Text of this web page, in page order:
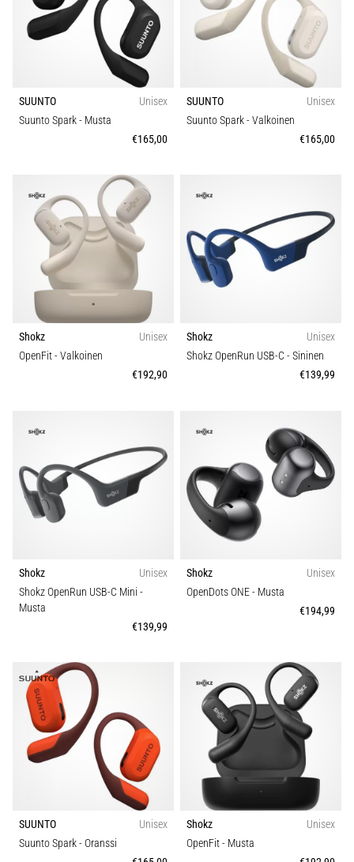
jokaista
juoksijaa
oli
kyseessä
ammattilainen.
5. 8. 2026
6 min. luetaan
Plantaarifaskiitti:
Oireet,
syyt
pistävästä
juoksun
aikana
tai
yleisimmistä
syistä
on
Näytä
kaikki
artikkelit
Malli
SUUNTO
Unisex
Suunto Spark- Musta
€165,00
SUUNTO
Unisex
Suunto Spark- Valkoinen
€165,00
Shokz
Unisex
OpenFit- Valkoinen
€192,90
Shokz
Unisex
Shokz OpenRun USB-C - Sininen
€139,99
Shokz
Unisex
Shokz OpenRun USB-C Mini -
Musta
€139,99
Shokz
Unisex
OpenDots ONE- Musta
€194,99
SUUNTO
Unisex
Suunto Spark- Oranssi
Shokz
Unisex
OpenFit- Musta